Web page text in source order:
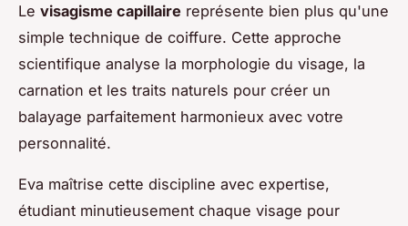
Le visagisme capillaire représente bien plus qu'une
simple technique de coiffure. Cette approche
scientifique analyse la morphologie du visage, la
carnation et les traits naturels pour créer un
balayage parfaitement harmonieux avec votre
personnalité.
Eva maîtrise cette discipline avec expertise,
étudiant minutieusement chaque visage pour